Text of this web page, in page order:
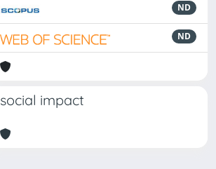
ND
ND
social impact